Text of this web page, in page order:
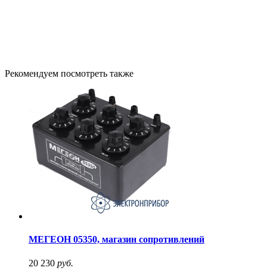
Рекомендуем посмотреть также
МЕГЕОН 05350, магазин сопротивлений
20 230 руб.